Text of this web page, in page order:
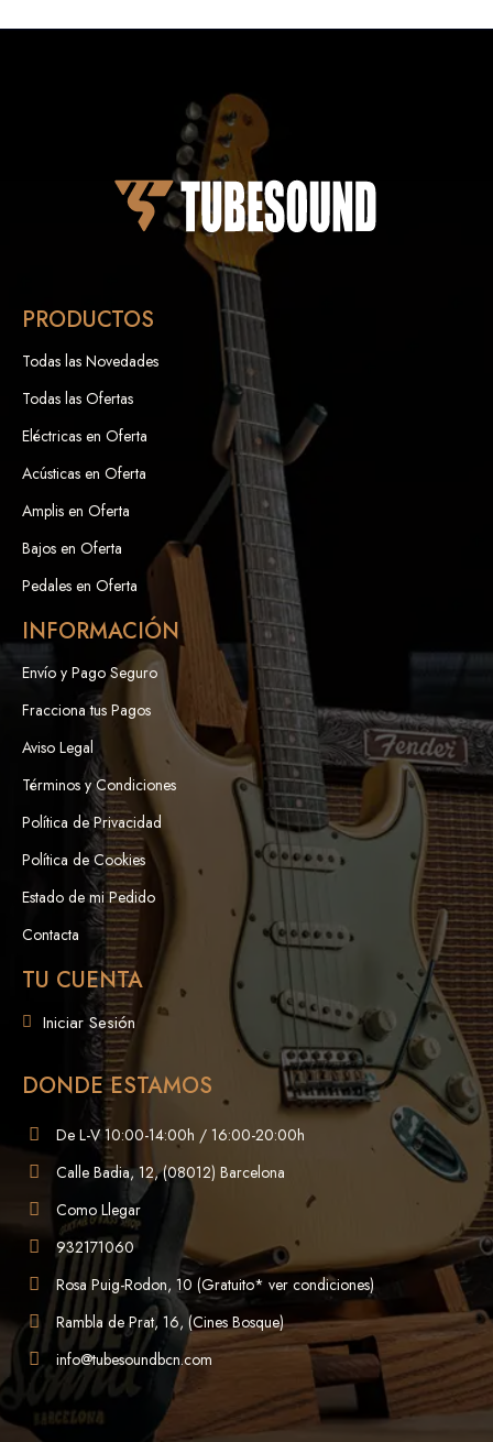
PRODUCTOS
Todas las Novedades
Todas las Ofertas
Eléctricas en Oferta
Acústicas en Oferta
Amplis en Oferta
Bajos en Oferta
Pedales en Oferta
INFORMACIÓN
Envío y Pago Seguro
Fracciona tus Pagos
Aviso Legal
Términos y Condiciones
Política de Privacidad
Política de Cookies
Estado de mi Pedido
Contacta
TU CUENTA
Iniciar Sesión
DONDE ESTAMOS
De L-V 10:00-14:00h / 16:00-20:00h
Calle Badia, 12, (08012) Barcelona
Como Llegar
932171060
Rosa Puig-Rodon, 10 (Gratuito* ver condiciones)
Rambla de Prat, 16, (Cines Bosque)
info@tubesoundbcn.com